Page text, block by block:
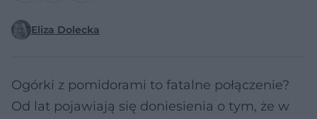
Eliza Dolecka
Ogórki z pomidorami to fatalne połączenie?
Od lat pojawiają się doniesienia o tym, że w